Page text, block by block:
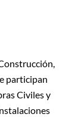
participan
Civiles y